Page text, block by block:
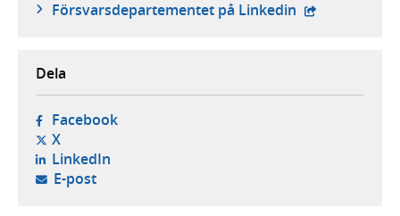
Försvars­departementet på Linkedin - extern
Dela
Facebook- öppnas i ny flik, extern webbplats,
X- öppnas i ny flik, extern webbplats,
LinkedIn- öppnas i ny flik, extern webbplats,
E-post- öppnar din e-postklient,